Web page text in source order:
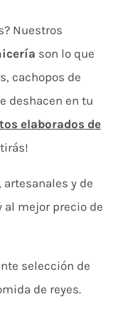
Nuestros
son lo que
cachopos de
deshacen en tu
elaborados de
artesanales y de
mejor precio de
selección de
de reyes.